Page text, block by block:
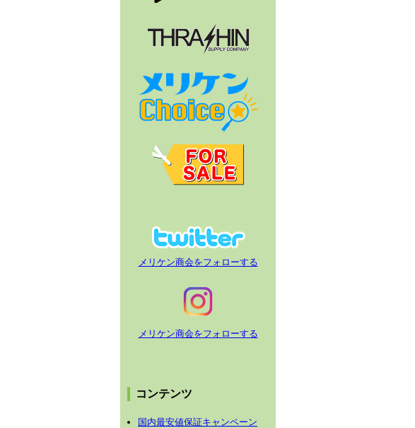
メリケン商会をフォローする
メリケン商会をフォローする
コンテンツ
国内最安値保証キャンペーン